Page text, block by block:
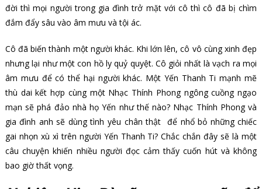
đời thì mọi người trong gia đình trở mặt với cô thì cô đã bị chìm
đắm đẩy sâu vào âm mưu và tội ác.
Cô đã biến thành một người khác. Khi lớn lên, cô vô cùng xinh đẹp
nhưng lại như một con hồ ly quỷ quyệt. Cô giỏi nhất là vạch ra mọi
âm mưu để có thể hại người khác. Một Yến Thanh Ti mạnh mẽ
thù dai kết hợp cùng một Nhạc Thính Phong ngông cuồng ngạo
mạn sẽ phá đảo nhà họ Yến như thế nào? Nhạc Thính Phong và
gia đình anh sẽ dùng tình yêu chân thật để nhổ bỏ những chiếc
gai nhọn xù xì trên người Yến Thanh Ti? Chắc chắn đây sẽ là một
câu chuyện khiến nhiều người đọc cảm thấy cuốn hút và không
bao giờ thất vọng.